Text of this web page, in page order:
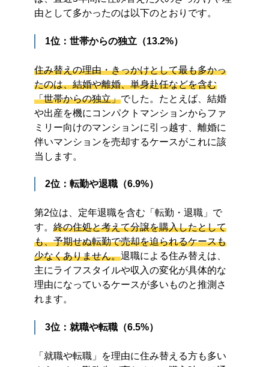
由として多かったのは以下のとおりです。
1位：世帯からの独立（13.2%）
住み替えの理由・きっかけとして最も多かっ
たのは、結婚や離婚、単身赴任などを含む
「世帯からの独立」でした。たとえば、結婚
や出産を機にコンパクトマンションからファ
ミリー向けのマンションに引っ越す、離婚に
伴いマンションを売却するケースがこれに該
当します。
2位：転勤や退職（6.9%）
第2位は、定年退職を含む「転勤・退職」で
す。 終の住処と考えて分譲を購入したとして
も、予期せぬ転勤で売却を迫られるケースも
少なくありません。退職による住み替えは、
主にライフスタイルや収入の変化が具体的な
理由になっているケースが多いものと推測さ
れます。
3位：就職や転職（6.5%）
「就職や転職」を理由に住み替える方も多い